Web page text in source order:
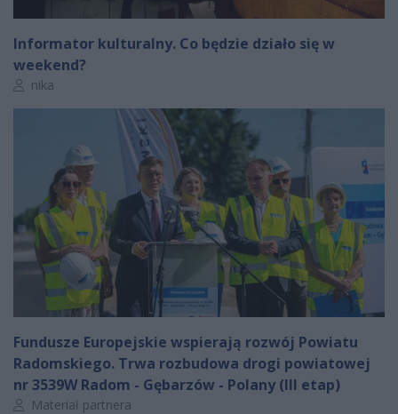
Informator kulturalny. Co będzie działo się w
weekend?
Autor artykułu:
nika
Fundusze Europejskie wspierają rozwój Powiatu
Radomskiego. Trwa rozbudowa drogi powiatowej
nr 3539W Radom - Gębarzów - Polany (III etap)
Autor artykułu:
Materiał partnera